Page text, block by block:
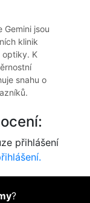
jsou
klinik
optiky. K
snahu o
přihlášení
?